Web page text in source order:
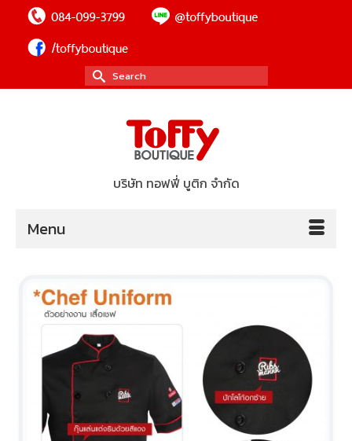
Search
for:
บริษัท ทอฟฟี่ บูติก จำกัด
Menu